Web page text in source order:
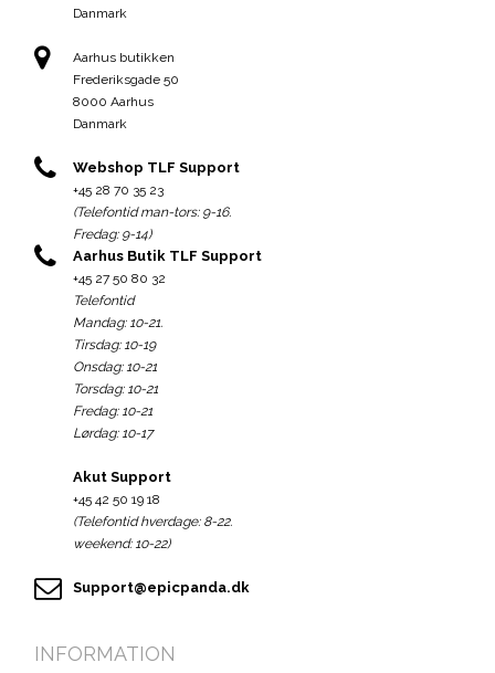
Danmark
Aarhus butikken
Frederiksgade 50
8000 Aarhus
Danmark
Webshop TLF Support
+45 28 70 35 23
(Telefontid man-tors: 9-16.
Fredag: 9-14)
Aarhus Butik TLF Support
+45 27 50 80 32
Telefontid
Mandag: 10-21.
Tirsdag: 10-19
Onsdag: 10-21
Torsdag: 10-21
Fredag: 10-21
Lørdag: 10-17
Akut Support
+45 42 50 19 18
(Telefontid hverdage: 8-22.
weekend: 10-22)
Support@epicpanda.dk
INFORMATION